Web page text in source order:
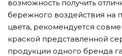
возможность получить
бережного воздействия на
цвета, рекомендуется
краской представленной
продукции одного бренда